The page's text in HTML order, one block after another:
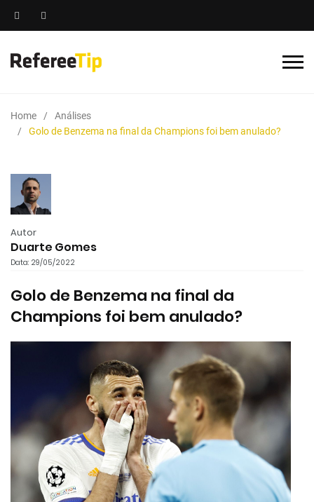
Home
Análises
Golo de Benzema na final da Champions foi bem anulado?
Autor
Duarte Gomes
Data: 29/05/2022
Golo de Benzema na final da
Champions foi bem anulado?